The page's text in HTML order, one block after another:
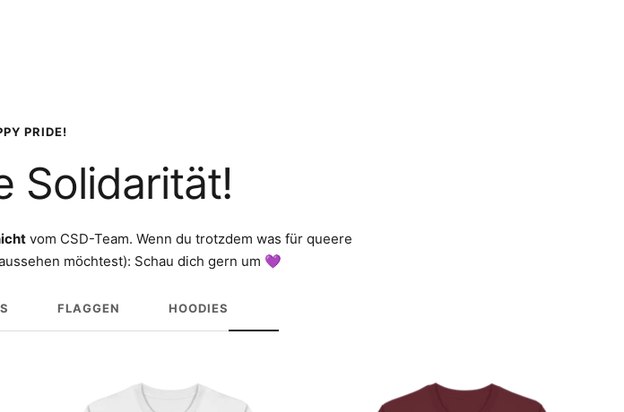
PRIDE!
Solidarität!
vom CSD-Team. Wenn du trotzdem was für queere
möchtest): Schau dich gern um 💜
FLAGGEN HOODIES